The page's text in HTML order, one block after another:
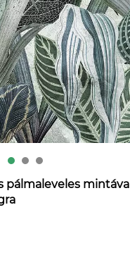
pálmaleveles mintával